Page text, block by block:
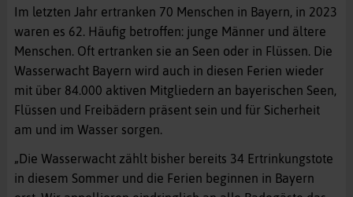
Im letzten Jahr ertranken 70 Menschen in Bayern, in 2023
waren es 62. Häufig betroffen: junge Männer und ältere
Menschen. Oft ertranken sie an Seen oder in Flüssen. Die
Wasserwacht Bayern wird auch in diesen Ferien wieder
mit über 84.000 aktiven Mitgliedern an bayerischen Seen,
Flüssen und Freibädern präsent sein und für Sicherheit
am und im Wasser sorgen.
„Die Wasserwacht zählt bisher bereits 34 Ertrinkungstote
in diesem Sommer und die Ferien beginnen in Bayern